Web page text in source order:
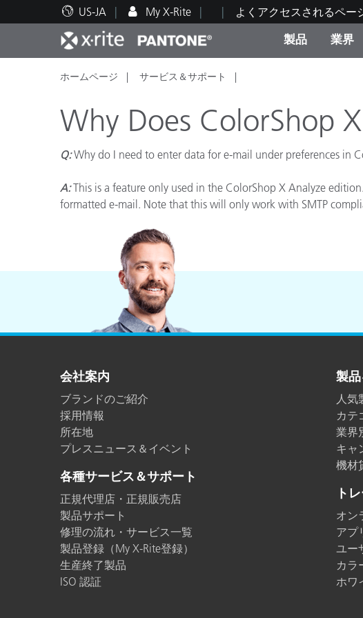
US-JA My X-Rite よくアクセスされるペー
製品
人気製品ランキング
業界
印刷＆パッケージ印刷
自動車
プラスチック
テキスタイル
テクニカルサポート
教育関連資料
ブランド体験
ホームページ サービス＆サポート
Why Does ColorShop
Q:Why do I need to enter data for e-mail under preferences in
A:This is a feature only used in the ColorShop X Analyze
formatted e-mail. Note that this will only work with SMTP
会社案内
ブランドのご紹介
採用情報
所在地
プレスニュース＆イベント
各種サービス＆サポート
正規代理店・正規販売店
製品サポート
修理の流れ・サービス一覧
製品登録（My X-Rite登録）
生産終了製品
ISO 認証
製
人気
カテ
業界
キャ
機材
ト
オン
アプ
ユー
カラ
ホワ